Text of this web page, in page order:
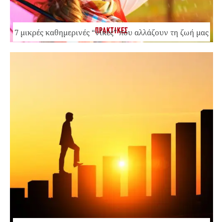
ΠΡΑΚΤΙΚΕΣ
7 μικρές καθημερινές “νίκες” που αλλάζουν τη ζωή μας